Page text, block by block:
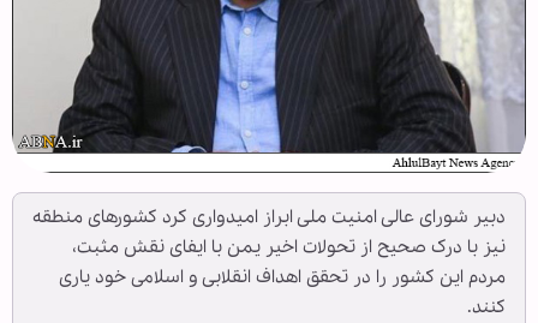
دبیر شورای عالی امنیت ملی ابراز امیدواری کرد کشورهای منطقه
نیز با درک صحیح از تحولات اخیر یمن با ایفای نقش مثبت،
مردم این کشور را در تحقق اهداف انقلابی و اسلامی خود یاری
کنند.